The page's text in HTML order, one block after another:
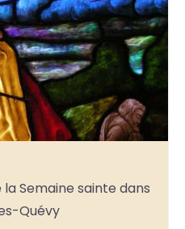
Semaine sainte dans
Quévy